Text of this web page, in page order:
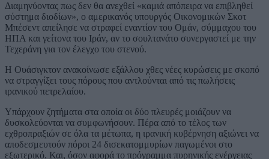
Διαμηνύοντας πως δεν θα ανεχθεί «καμιά απόπειρα να επιβληθεί
σύστημα διοδίων», ο αμερικανός υπουργός Οικονομικών Σκοτ
Μπέσεντ απείλησε να στραφεί εναντίον του Ομάν, σύμμαχου του
ΗΠΑ και γείτονα του Ιράν, αν το σουλτανάτο συνεργαστεί με την
Τεχεράνη για τον έλεγχο του στενού.
Η Ουάσιγκτον ανακοίνωσε εξάλλου χθες νέες κυρώσεις με σκοπό
να στραγγίξει τους πόρους που αντλούνται από τις πωλήσεις
ιρανικού πετρελαίου.
Υπάρχουν ζητήματα στα οποία οι δύο πλευρές μοιάζουν να
δυσκολεύονται να συμφωνήσουν. Πέρα από το τέλος των
εχθροπραξιών σε όλα τα μέτωπα, η ιρανική κυβέρνηση αξιώνει να
αποδεσμευτούν πόροι 24 δισεκατομμυρίων παγωμένοι στο
εξωτερικό. Και, όσον αφορά το πρόγραμμα πυρηνικής ενέργειας